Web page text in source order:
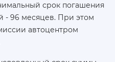
срок погашения
- 96 месяцев. При этом
автоцентром